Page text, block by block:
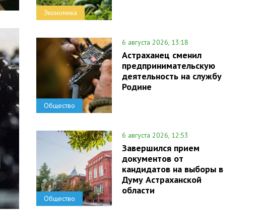
Экономика
Общество
6 августа 2026, 13:18
Астраханец сменил
предпринимательскую
деятельность на службу
Родине
Общество
6 августа 2026, 12:53
Завершился прием
документов от
кандидатов на выборы в
Думу Астраханской
области